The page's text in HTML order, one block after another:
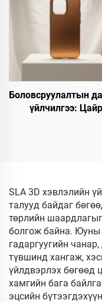
Боловсруулалтын
үйлчилгээ: Цайр
SLA 3D хэвлэлийн
талууд байдаг
төрлийн
болгож байна. Юуны
гадаргуугийн
түвшинд хангаж,
үйлдвэрлэх бөгөөд
хамгийн бага
эцсийн